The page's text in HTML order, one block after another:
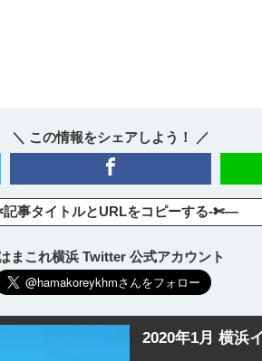
＼ この情報をシェアしよう！ ／
事タイトルとURLをコピーする-✄—
まこれ横浜 Twitter 公式アカウント
2020年1月 横浜